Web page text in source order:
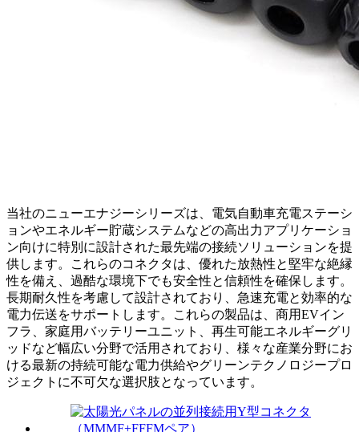
当社のニューエナジーシリーズは、電気自動車充電ステーシ
ョンやエネルギー貯蔵システムなどの高出力アプリケーショ
ン向けに特別に設計された最先端の接続ソリューションを提
供します。これらのコネクタは、優れた放熱性と堅牢な絶縁
性を備え、過酷な環境下でも安全性と信頼性を確保します。
長期耐久性を考慮して設計されており、急速充電と効率的な
電力伝送をサポートします。これらの製品は、商用EVイン
フラ、家庭用バッテリーユニット、再生可能エネルギーグリ
ッドなど幅広い分野で活用されており、様々な産業分野にお
ける最新の持続可能な電力供給やグリーンテクノロジープロ
ジェクトに不可欠な選択肢となっています。